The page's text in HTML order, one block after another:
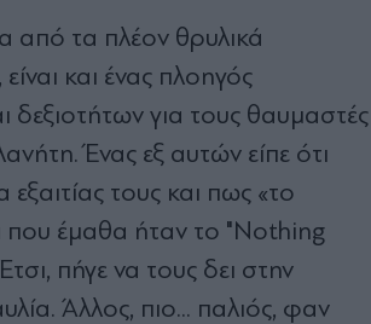
από τα πλέον θρυλικά
και ένας πλοηγός
δεξιοτήτων για τους θαυμαστές
Ένας εξ αυτών είπε ότι
εξαιτίας τους και πως «το
που έμαθα ήταν το "Nothing
πήγε να τους δει στην
Άλλος, πιο... παλιός, φαν